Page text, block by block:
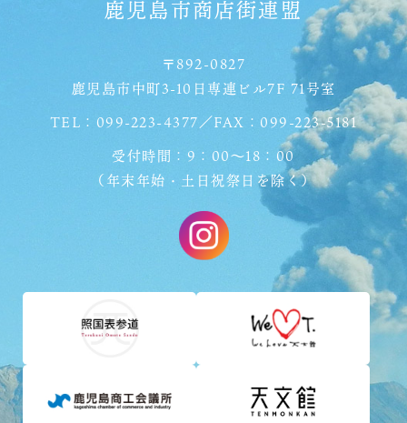
鹿児島市商店街連盟
〒892-0827
鹿児島市中町3-10日専連ビル7F 71号室
TEL：099-223-4377／FAX：099-223-5181
受付時間：9：00〜18：00
（年末年始・土日祝祭日を除く）